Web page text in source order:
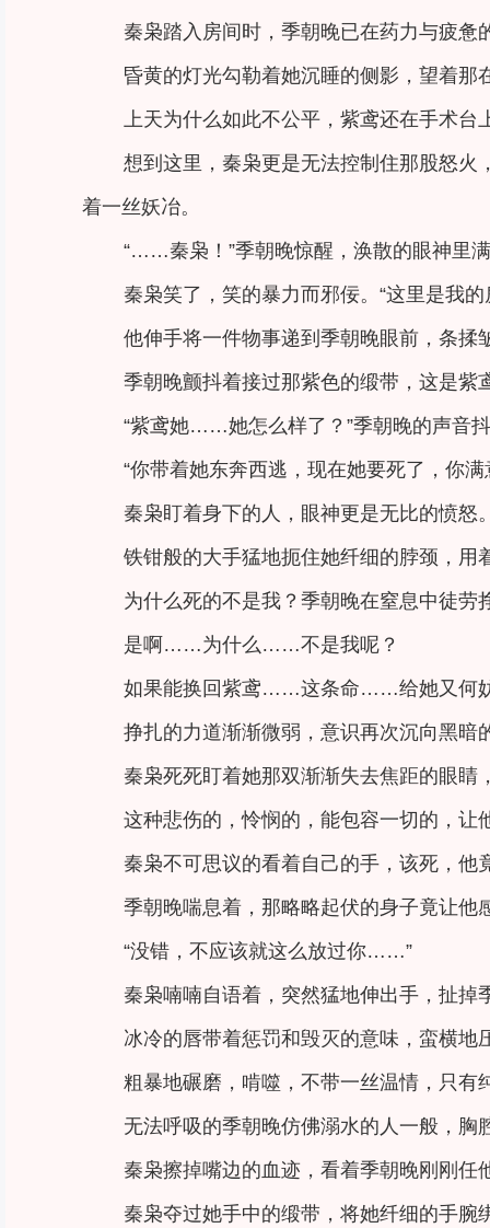
秦枭踏入房间时，季朝晚已在药力与疲惫
昏黄的灯光勾勒着她沉睡的侧影，望着
上天为什么如此不公平，紫鸢还在手术
想到这里，秦枭更是无法控制住那股怒
着一丝妖冶。
“……秦枭！”季朝晚惊醒，涣散的眼神里
秦枭笑了，笑的暴力而邪佞。“这里是我
他伸手将一件物事递到季朝晚眼前，条揉
季朝晚颤抖着接过那紫色的缎带，这是
“紫鸢她……她怎么样了？”季朝晚的声音
“你带着她东奔西逃，现在她要死了，你满
秦枭盯着身下的人，眼神更是无比的愤怒
铁钳般的大手猛地扼住她纤细的脖颈，用
为什么死的不是我？季朝晚在窒息中徒劳
是啊……为什么……不是我呢？
如果能换回紫鸢……这条命……给她又
挣扎的力道渐渐微弱，意识再次沉向黑暗
秦枭死死盯着她那双渐渐失去焦距的眼睛
这种悲伤的，怜悯的，能包容一切的，
秦枭不可思议的看着自己的手，该死，他
季朝晚喘息着，那略略起伏的身子竟让他
“没错，不应该就这么放过你……”
秦枭喃喃自语着，突然猛地伸出手，扯
冰冷的唇带着惩罚和毁灭的意味，蛮横地
粗暴地碾磨，啃噬，不带一丝温情，只有
无法呼吸的季朝晚仿佛溺水的人一般，胸
秦枭擦掉嘴边的血迹，看着季朝晚刚刚
秦枭夺过她手中的缎带，将她纤细的手